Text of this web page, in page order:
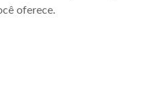
oferece.